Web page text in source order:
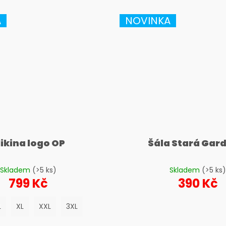
logo OP
Skladem (>5 ks)
799 Kč
XL XXL 3XL
NOVINKA
Šála Stará
Skladem (>5 ks)
390 Kč